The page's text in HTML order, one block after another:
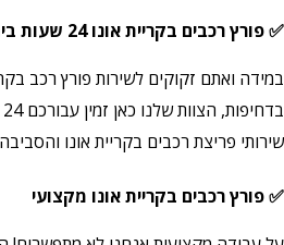
✅ פורץ רכבים בקריית אונו 24 שעות ביממה
במידה ואתם זקוקים לשירות פורץ רכב
שירותי פריצת רכבים בקריית אונו
✅ פורץ רכבים בקריית אונו מקצועי